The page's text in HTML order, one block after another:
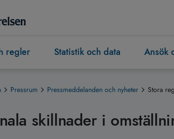
regler Statistik och data Ansök
Pressrum Pressmeddelanden och nyheter Stora
skillnader i